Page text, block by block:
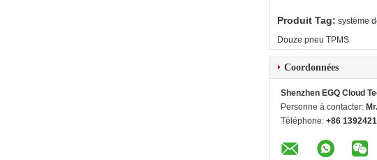
Produit Tag: système
Douze pneu TPMS
Coordonnées
Shenzhen EGQ Cloud
Personne à contacter:
Téléphone: +86